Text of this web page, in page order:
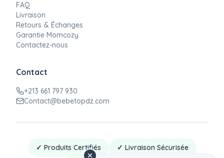
FAQ
Livraison
Retours & Échanges
Garantie Momcozy
Contactez-nous
Contact
+213 661 797 930
Contact@bebetopdz.com
✓ Produits Certifiés ✓ Livraison Sécurisée